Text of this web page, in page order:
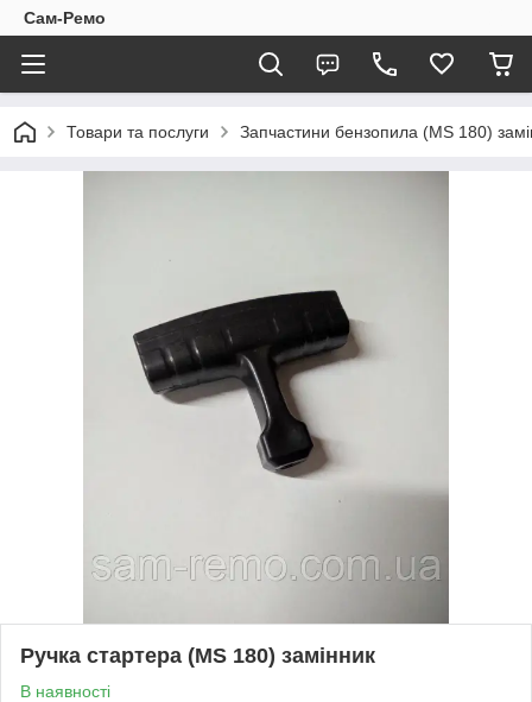
Сам-Ремо
Товари та послуги Запчастини бензопила (MS 180)
Ручка стартера (MS 180) замінник
В наявності